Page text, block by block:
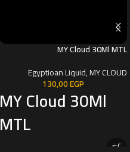
MY Cloud 30Ml MTL
Egyptioan Liquid,MY CLOUD
130,00EGP
MY Cloud 30Ml
MTL